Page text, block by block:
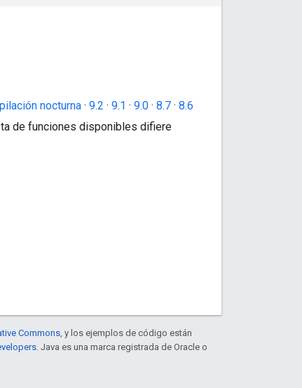
nocturna · 9.2 · 9.1 · 9.0 · 8.7 · 8.6
de funciones disponibles difiere
Commons, y los ejemplos de código están
. Java es una marca registrada de Oracle o